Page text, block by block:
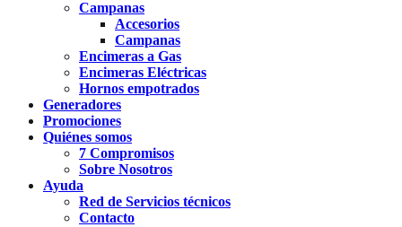
Campanas
Accesorios
Campanas
Encimeras a Gas
Encimeras Eléctricas
Hornos empotrados
Generadores
Promociones
Quiénes somos
7 Compromisos
Sobre Nosotros
Ayuda
Red de Servicios técnicos
Contacto